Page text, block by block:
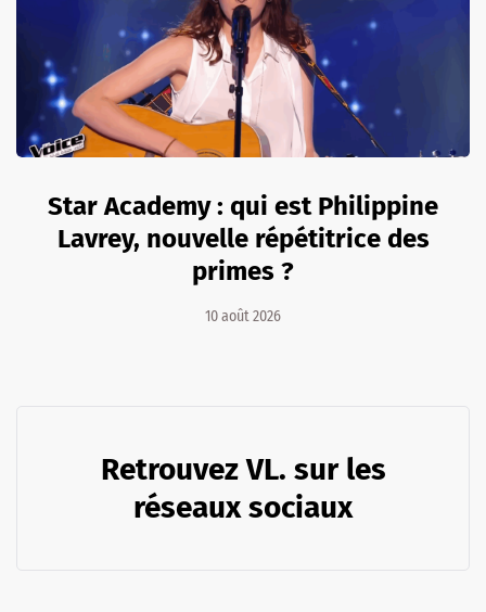
Star Academy : qui est Philippine
Lavrey, nouvelle répétitrice des
primes ?
10 août 2026
Retrouvez VL. sur les
réseaux sociaux